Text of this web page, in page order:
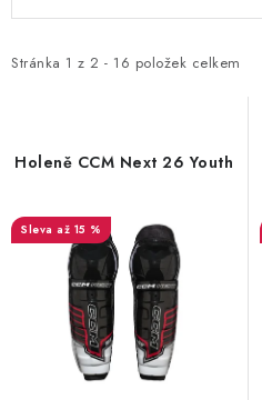
i
r
d
u
Stránka 1 z 2 - 16 položek celkem
e
p
o
d
Holeně CCM Next 26 Youth
až 15 %